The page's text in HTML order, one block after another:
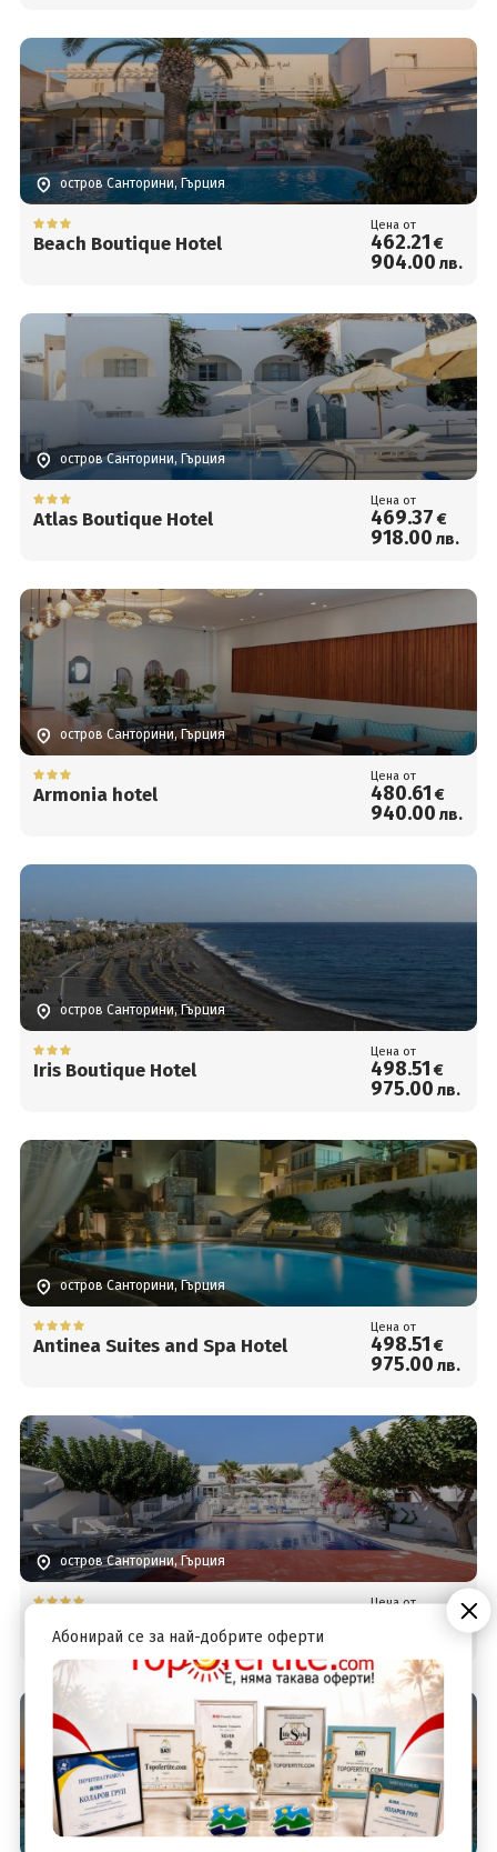
остров Санторини, Гърция
Beach Boutique Hotel
Цена от
462.21 €
904.00 лв.
остров Санторини, Гърция
Atlas Boutique Hotel
Цена от
469.37 €
918.00 лв.
остров Санторини, Гърция
Armonia hotel
Цена от
480.61 €
940.00 лв.
остров Санторини, Гърция
Iris Boutique Hotel
Цена от
498.51 €
975.00 лв.
остров Санторини, Гърция
Antinea Suites and Spa Hotel
Цена от
498.51 €
975.00 лв.
остров Санторини, Гърция
Цена от
остров Санторини, Гърция
Абонирай се за най-добрите оферти